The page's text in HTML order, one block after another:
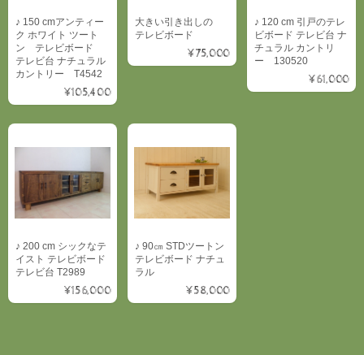
♪ 150 cmアンティー
ク ホワイト ツート
ン テレビボード
テレビ台 ナチュラル
カントリー T4542
¥105,400
大きい引き出しの
テレビボード
¥75,000
♪ 120 cm 引戸のテレ
ビボード テレビ台 ナ
チュラル カントリ
ー 130520
¥61,000
♪ 200 cm シックなテ
イスト テレビボード
テレビ台 T2989
¥156,000
♪ 90㎝ STDツートン
テレビボード ナチュ
ラル
¥58,000